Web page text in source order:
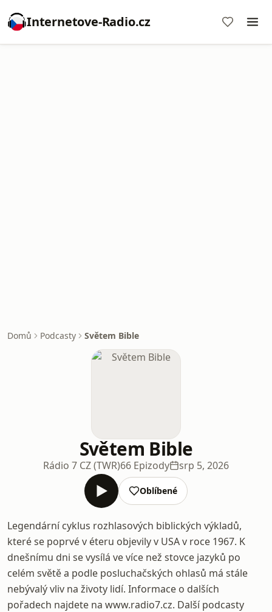
Internetove-Radio.cz
Domů Podcasty Světem Bible
Světem Bible
Rádio 7 CZ (TWR)66 Epizody srp 5, 2026
Oblíbené
Legendární cyklus rozhlasových biblických výkladů,
které se poprvé v éteru objevily v USA v roce 1967. K
dnešnímu dni se vysílá ve více než stovce jazyků po
celém světě a podle posluchačských ohlasů má stále
nebývalý vliv na životy lidí. Informace o dalších
pořadech najdete na www.radio7.cz. Další podcasty